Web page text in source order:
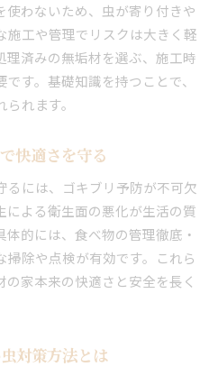
使わないため、虫が寄り付きや
施工や管理でリスクは大きく軽
理済みの無垢材を選ぶ、施工時
す。基礎知識を持つことで、
れます。
快適さを守る
るには、ゴキブリ予防が不可欠
による衛生面の悪化が生活の質
的には、食べ物の管理徹底・
除や点検が有効です。これら
家本来の快適さと安全を長く
対策方法とは